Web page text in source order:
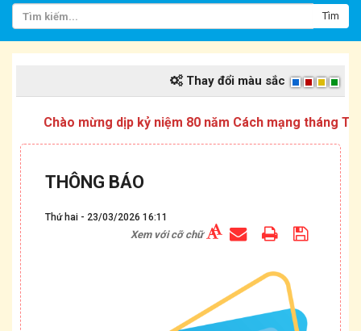
Tìm
Thay đổi màu sắc
Chào mừng dịp kỷ niệm 80 năm Cách mạng tháng Tám
THÔNG BÁO
Thứ hai - 23/03/2026 16:11
Xem với cỡ chữ